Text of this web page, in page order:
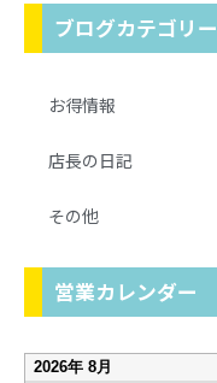
ブログカテゴリー
お得情報
店長の日記
その他
営業カレンダー
2026年 8月